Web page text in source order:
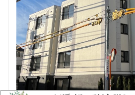
2階２０１
320,000円20,000円
無 無
2LDK+WIC+SIC51.19㎡